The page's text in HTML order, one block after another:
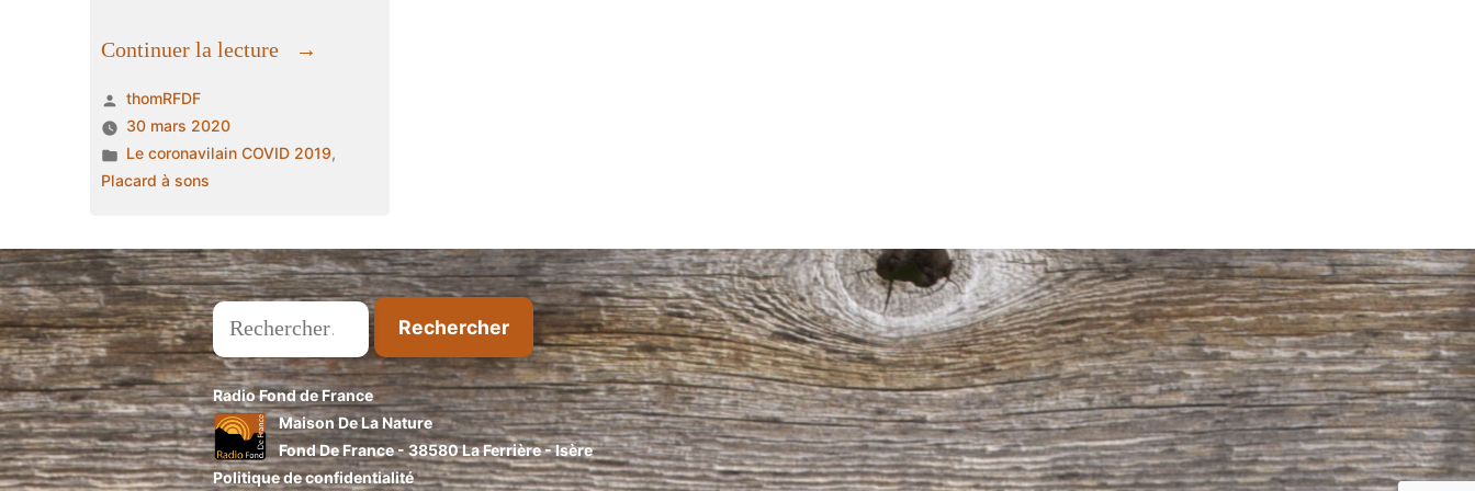
Continuer la lecture
« Ritournelle
Publié
par
thomRFDF
30 mars 2020
Publié
dans
Le coronavilain COVID 2019,
Placard à sons
Rechercher :
Radio Fond de France
Maison De La Nature
Fond De France - 38580 La Ferrière - Isère
Politique de confidentialité